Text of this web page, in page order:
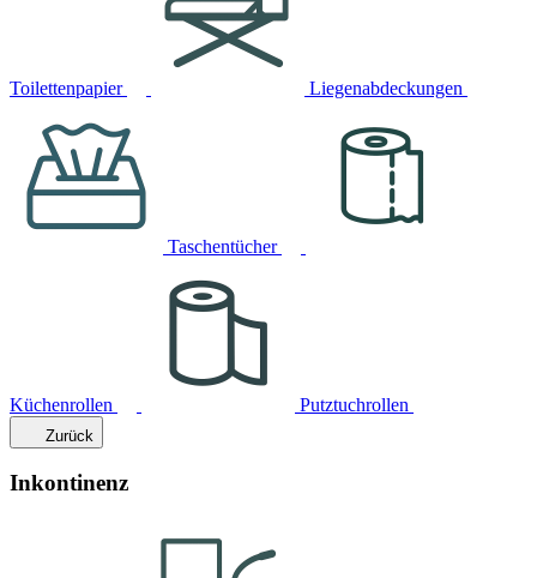
Toilettenpapier Liegenabdeckungen
Taschentücher
Küchenrollen Putztuchrollen
Zurück
Inkontinenz